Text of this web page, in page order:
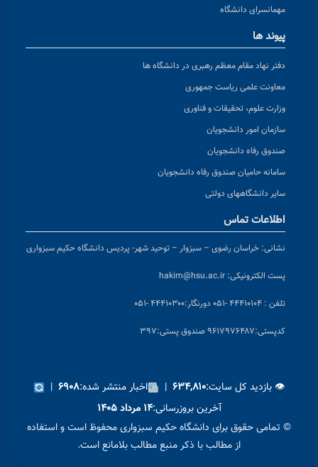
مهمانسرای دانشگاه
پیوند ها
دفتر نهاد مقام معظم رهبری در دانشگاه ها
معاونت علمی ریاست جمهوری
وزارت علوم، تحقیقات و فناوری
سازمان امور دانشجویان
صندوق رفاه دانشجویان
سامانه حامیان صندوق رفاه دانشجویان
سایر دانشگاههای دولتی
اطلاعات تماس
نشانی: خراسان رضوی – سبزوار – توحید شهر- پردیس دانشگاه حکیم سبزواری
پست الکترونیکی: hakim@hsu.ac.ir
تلفن : ۴۴۴۱۰۱۰۴ -۰۵۱ دورنگار:۴۴۴۱۰۳۰۰ -۰۵۱
کدپستی:۹۶۱۷۹۷۶۴۸۷ صندوق پستی:۳۹۷
👁 بازدید کل سایت:۶۳۴,۸۱۰ | اخبار منتشر شده:۶۹۰۸ |
آخرین بروزرسانی:۱۴ مرداد ۱۴۰۵
© تمامی حقوق برای دانشگاه حکیم سبزواری محفوظ است و استفاده
از مطالب با ذکر منبع مطالب بلامانع است.